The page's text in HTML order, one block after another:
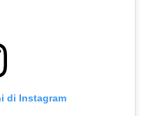
di Instagram